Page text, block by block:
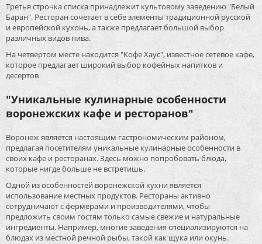
Третья строчка списка принадлежит культовому заведению "Белый
Баран". Ресторан сочетает в себе элементы традиционной русской
и европейской кухонь, а также предлагает большой выбор
различных видов пива.
На четвертом месте находится "Кофе Хаус", известное сетевое кафе,
которое предлагает широкий выбор кофейных напитков и
десертов
"Уникальные кулинарные особенности
воронежских кафе и ресторанов"
Воронеж является настоящим гастрономическим районом,
предлагая посетителям уникальные кулинарные особенности в
своих кафе и ресторанах. Здесь можно попробовать блюда,
которые нигде больше не встретишь.
Одной из особенностей воронежской кухни является
использование местных продуктов. Рестораны активно
сотрудничают с фермерами и производителями, чтобы
предложить своим гостям только самые свежие и натуральные
ингредиенты. Например, многие заведения специализируются на
блюдах из местной речной рыбы, такой как щука или окунь.